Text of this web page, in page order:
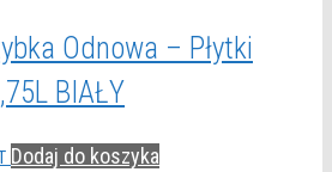
Odnowa – Płytki
BIAŁY
Dodaj do koszyka